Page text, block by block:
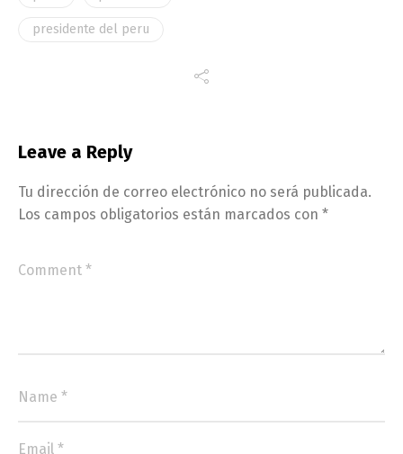
presidente del peru
Leave a Reply
Tu dirección de correo electrónico no será publicada.
Los campos obligatorios están marcados con *